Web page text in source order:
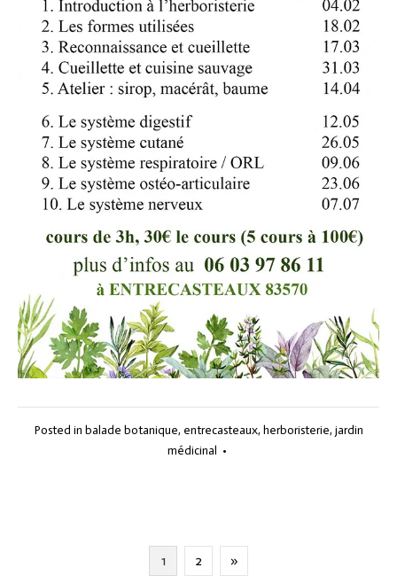
Posted in balade botanique, entrecasteaux, herboristerie, jardin
médicinal •
1 2 »